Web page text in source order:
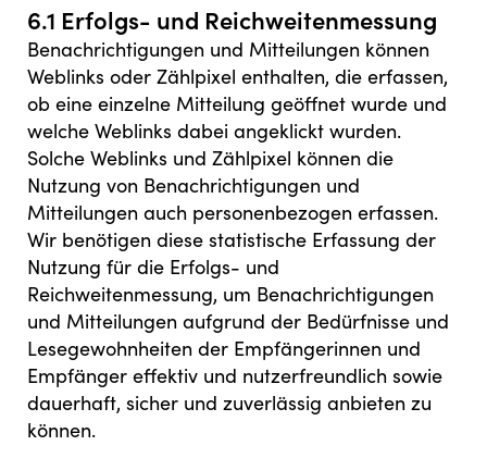
6.1 Erfolgs- und Reichweitenmessung
Benachrichtigungen und Mitteilungen können
Weblinks oder Zählpixel enthalten, die erfassen,
ob eine einzelne Mitteilung geöffnet wurde und
welche Weblinks dabei angeklickt wurden.
Solche Weblinks und Zählpixel können die
Nutzung von Benachrichtigungen und
Mitteilungen auch personenbezogen erfassen.
Wir benötigen diese statistische Erfassung der
Nutzung für die Erfolgs- und
Reichweitenmessung, um Benachrichtigungen
und Mitteilungen aufgrund der Bedürfnisse und
Lesegewohnheiten der Empfängerinnen und
Empfänger effektiv und nutzerfreundlich sowie
dauerhaft, sicher und zuverlässig anbieten zu
können.